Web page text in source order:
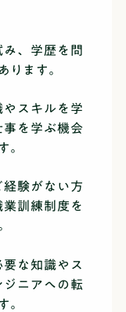
、学歴を問
ります。
スキルを学
事を学ぶ機会
。
験がない方
訓練制度を
な知識やス
ニアへの転
。